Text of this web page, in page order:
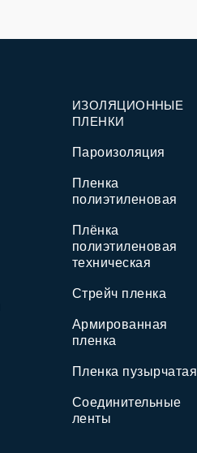
ИЗОЛЯЦИОННЫЕ
ПЛЕНКИ
Пароизоляция
Пленка
полиэтиленовая
Плёнка
полиэтиленовая
техническая
Стрейч пленка
Армированная
пленка
Пленка пузырчатая
Соединительные
ленты